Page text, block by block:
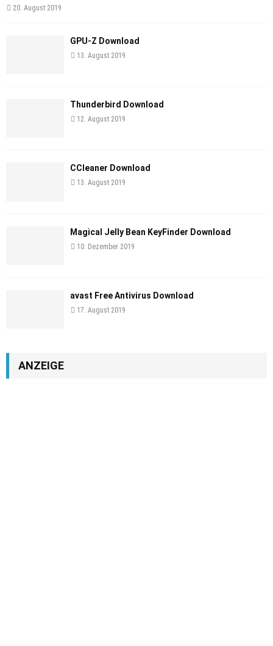
20. August 2019
GPU-Z Download
13. August 2019
Thunderbird Download
12. August 2019
CCleaner Download
13. August 2019
Magical Jelly Bean KeyFinder Download
10. Dezember 2019
avast Free Antivirus Download
17. August 2019
ANZEIGE